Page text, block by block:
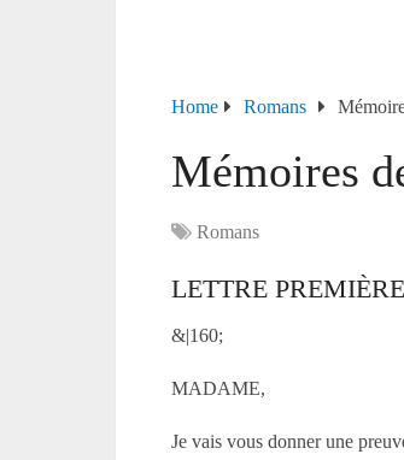
Home Romans
Mémoires
Romans
LETTRE PREMIÈRE
&|160;
MADAME,
Je vais vous donner une